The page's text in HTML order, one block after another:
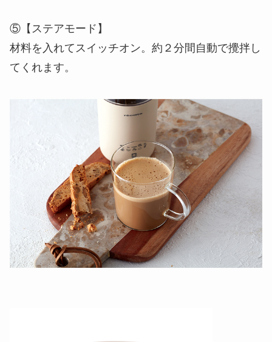
⑤【ステアモード】
材料を入れてスイッチオン。約２分間自動で攪拌し
てくれます。